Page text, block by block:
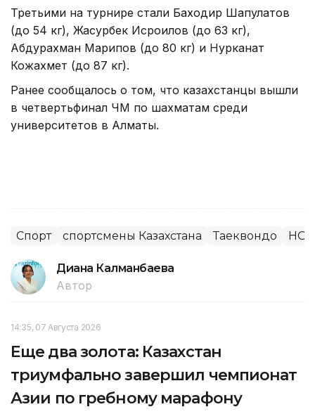
Третьими на турнире стали Баходир Шапулатов
(до 54 кг), Жасурбек Исроилов (до 63 кг),
Абдурахман Марипов (до 80 кг) и Нурканат
Кожахмет (до 87 кг).
Ранее сообщалось о том, что казахстанцы вышли
в четвертьфинал ЧМ по шахматам среди
университетов в Алматы.
Спорт спортсмены Казахстана Таеквондо НОК
Диана Калманбаева
Автор
14:35, 07 Августа 2026
Еще два золота: Казахстан
триумфально завершил чемпионат
Азии по гребному марафону